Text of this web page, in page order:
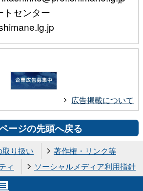
トセンター
広告掲載について
ージの先頭へ戻る
り扱い
著作権・リンク等
ィ
ソーシャルメディア利用指針